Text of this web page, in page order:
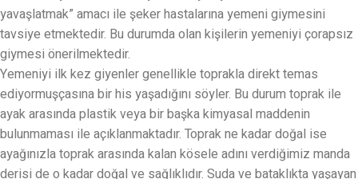
yavaşlatmak” amacı ile şeker hastalarına yemeni giymesini
tavsiye etmektedir. Bu durumda olan kişilerin yemeniyi çorapsız
giymesi önerilmektedir.
Yemeniyi ilk kez giyenler genellikle toprakla direkt temas
ediyormuşçasına bir his yaşadığını söyler. Bu durum toprak ile
ayak arasında plastik veya bir başka kimyasal maddenin
bulunmaması ile açıklanmaktadır. Toprak ne kadar doğal ise
ayağınızla toprak arasında kalan kösele adını verdiğimiz manda
derisi de o kadar doğal ve sağlıklıdır. Suda ve bataklıkta yaşayan